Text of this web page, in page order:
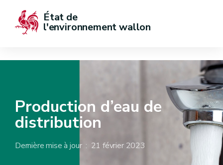
État de
l'environnement wallon
Production d’eau de
distribution
Dernière mise à jour : 21 février 2023